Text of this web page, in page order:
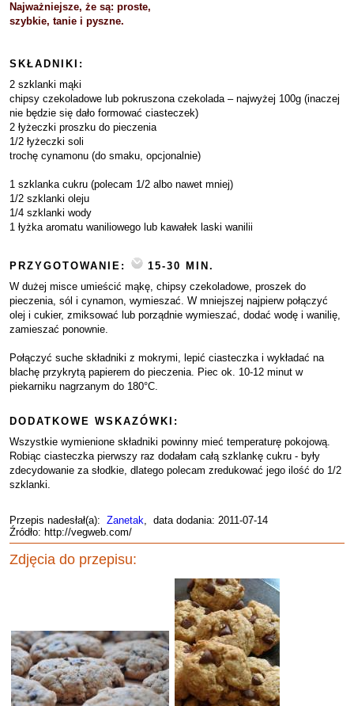
Najważniejsze, że są: proste,
szybkie, tanie i pyszne.
SKŁADNIKI:
2 szklanki mąki
chipsy czekoladowe lub pokruszona czekolada – najwyżej 100g (inaczej
nie będzie się dało formować ciasteczek)
2 łyżeczki proszku do pieczenia
1/2 łyżeczki soli
trochę cynamonu (do smaku, opcjonalnie)
1 szklanka cukru (polecam 1/2 albo nawet mniej)
1/2 szklanki oleju
1/4 szklanki wody
1 łyżka aromatu waniliowego lub kawałek laski wanilii
PRZYGOTOWANIE:
15-30 MIN.
W dużej misce umieścić mąkę, chipsy czekoladowe, proszek do
pieczenia, sól i cynamon, wymieszać. W mniejszej najpierw połączyć
olej i cukier, zmiksować lub porządnie wymieszać, dodać wodę i wanilię,
zamieszać ponownie.
Połączyć suche składniki z mokrymi, lepić ciasteczka i wykładać na
blachę przykrytą papierem do pieczenia. Piec ok. 10-12 minut w
piekarniku nagrzanym do 180°C.
DODATKOWE WSKAZÓWKI:
Wszystkie wymienione składniki powinny mieć temperaturę pokojową.
Robiąc ciasteczka pierwszy raz dodałam całą szklankę cukru - były
zdecydowanie za słodkie, dlatego polecam zredukować jego ilość do 1/2
szklanki.
Przepis nadesłał(a): Zanetak, data dodania: 2011-07-14
Źródło: http://vegweb.com/
Zdjęcia do przepisu: